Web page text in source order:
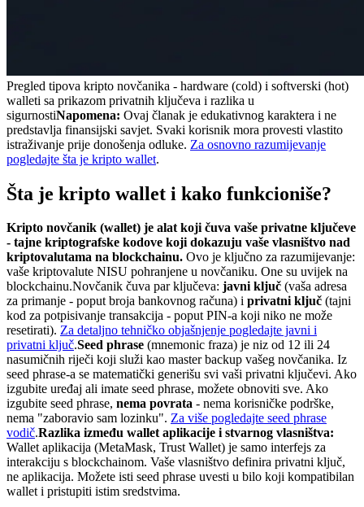
Pregled tipova kripto novčanika - hardware (cold) i softverski (hot)
walleti sa prikazom privatnih ključeva i razlika u
sigurnostiNapomena: Ovaj članak je edukativnog karaktera i ne
predstavlja finansijski savjet. Svaki korisnik mora provesti vlastito
istraživanje prije donošenja odluke. Za osnovno razumijevanje
pogledajte šta je kripto wallet.
Šta je kripto wallet i kako funkcioniše?
Kripto novčanik (wallet) je alat koji čuva vaše privatne ključeve
- tajne kriptografske kodove koji dokazuju vaše vlasništvo nad
kriptovalutama na blockchainu. Ovo je ključno za razumijevanje:
vaše kriptovalute NISU pohranjene u novčaniku. One su uvijek na
blockchainu.Novčanik čuva par ključeva: javni ključ (vaša adresa
za primanje - poput broja bankovnog računa) i privatni ključ (tajni
kod za potpisivanje transakcija - poput PIN-a koji niko ne može
resetirati). Za detaljno tehničko objašnjenje pogledajte javni i
privatni ključ.Seed phrase (mnemonic fraza) je niz od 12 ili 24
nasumičnih riječi koji služi kao master backup vašeg novčanika. Iz
seed phrase-a se matematički generišu svi vaši privatni ključevi. Ako
izgubite uređaj ali imate seed phrase, možete obnoviti sve. Ako
izgubite seed phrase, nema povrata - nema korisničke podrške,
nema "zaboravio sam lozinku". Za više pogledajte seed phrase
vodič.Razlika između wallet aplikacije i stvarnog vlasništva:
Wallet aplikacija (MetaMask, Trust Wallet) je samo interfejs za
interakciju s blockchainom. Vaše vlasništvo definira privatni ključ,
ne aplikacija. Možete isti seed phrase uvesti u bilo koji kompatibilan
wallet i pristupiti istim sredstvima.